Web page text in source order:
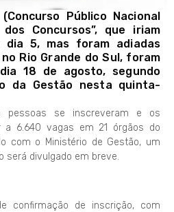
Público Nacional
Concursos”, que iriam
dia 5, mas foram adiadas
Rio Grande do Sul, foram
18 de agosto, segundo
da Gestão nesta quinta-
pessoas se inscreveram e os
a 6.640 vagas em 21 órgãos do
com o Ministério de Gestão, um
será divulgado em breve.
confirmação de inscrição, com